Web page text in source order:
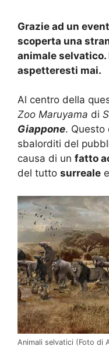
Grazie ad un
scoperta una
animale selvatico.
aspetteresti mai.
Al centro della
Zoo Maruyama di
Giappone. Questo
sbalorditi del
causa di un fatto
del tutto surreale
Animali selvatici (Foto di